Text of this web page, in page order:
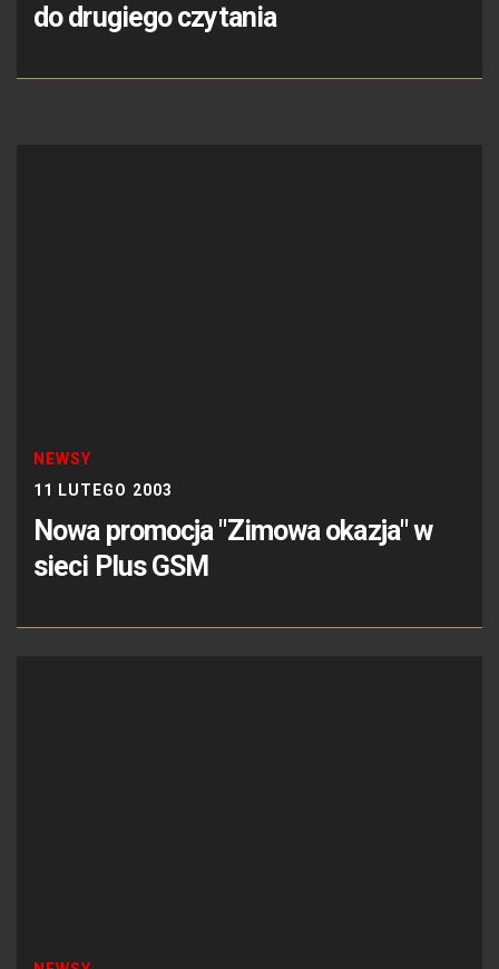
do drugiego czytania
NEWSY
11 LUTEGO 2003
Nowa promocja "Zimowa okazja" w
sieci Plus GSM